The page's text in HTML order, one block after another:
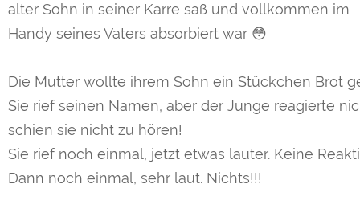
alter Sohn in seiner Karre saß und vollkommen im
Handy seines Vaters absorbiert war 😳
Die Mutter wollte ihrem Sohn ein Stückchen Brot
Sie rief seinen Namen, aber der Junge reagierte
schien sie nicht zu hören!
Sie rief noch einmal, jetzt etwas lauter. Keine
Dann noch einmal, sehr laut. Nichts!!!